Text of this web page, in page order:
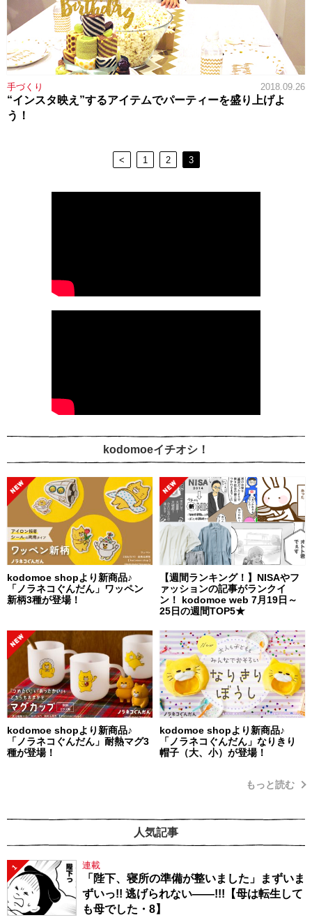
手づくり 2018.09.26
“インスタ映え”するアイテムでパーティーを盛り上げよ
う！
< 1 2 3
kodomoeイチオシ！
kodomoe shopより新商品♪
「ノラネコぐんだん」ワッペン
新柄3種が登場！
【週間ランキング！】NISAやフ
ァッションの記事がランクイ
ン！ kodomoe web 7月19日～
25日の週間TOP5★
kodomoe shopより新商品♪
「ノラネコぐんだん」耐熱マグ3
種が登場！
kodomoe shopより新商品♪
「ノラネコぐんだん」なりきり
帽子（大、小）が登場！
もっと読む
人気記事
1 連載
「陛下、寝所の準備が整いました」まずいま
ずいっ!! 逃げられない――!!!【母は転生して
も母でした・8】